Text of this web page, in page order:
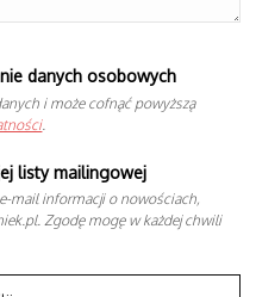
danych osobowych
i może cofnąć powyższą
.
listy mailingowej
mail informacji o nowościach,
Zgodę mogę w każdej chwili